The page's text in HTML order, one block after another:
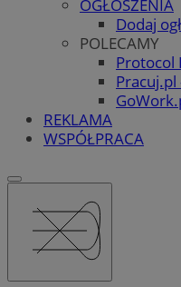
OGŁOSZENIA
Dodaj
POLECAMY
Protocol
Pracuj.pl
REKLAMA
WSPÓŁPRACA